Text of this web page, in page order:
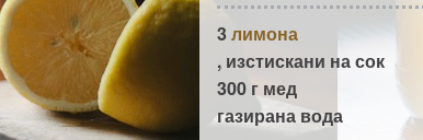
3лимона
, изстискани на сок
300 г мед
газирана вода